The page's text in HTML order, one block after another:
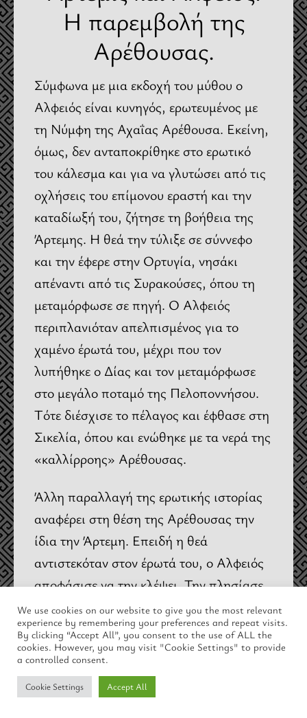
Η παρεμβολή της
Αρέθουσας.
Σύμφωνα με μια εκδοχή του μύθου ο
Αλφειός είναι κυνηγός, ερωτευμένος με
τη Νύμφη της Αχαΐας Αρέθουσα. Εκείνη,
όμως, δεν ανταποκρίθηκε στο ερωτικό
του κάλεσμα και για να γλυτώσει από τις
οχλήσεις του επίμονου εραστή και την
καταδίωξή του, ζήτησε τη βοήθεια της
Άρτεμης. Η θεά την τύλιξε σε σύννεφο
και την έφερε στην Ορτυγία, νησάκι
απέναντι από τις Συρακούσες, όπου τη
μεταμόρφωσε σε πηγή. Ο Αλφειός
περιπλανιόταν απελπισμένος για το
χαμένο έρωτά του, μέχρι που τον
λυπήθηκε ο Δίας και τον μεταμόρφωσε
στο μεγάλο ποταμό της Πελοποννήσου.
Τότε διέσχισε το πέλαγος και έφθασε στη
Σικελία, όπου και ενώθηκε με τα νερά της
«καλλίρροης» Αρέθουσας.
Άλλη παραλλαγή της ερωτικής ιστορίας
αναφέρει στη θέση της Αρέθουσας την
ίδια την Άρτεμη. Επειδή η θεά
αντιστεκόταν στον έρωτά του, ο Αλφειός
αποφάσισε να την κλέψει. Την πλησίασε
μια μέρα που η Άρτεμη και οι Νύμφες
γιόρταζαν κάποια γιορτή στις εκβολές του
ποταμού στους Λετρινούς της Ηλείας·
όμως η θεά πασάλειψε το πρόσωπό της
με λάσπη και ο Αλφειός δεν την
We use cookies on our website to give you the most relevant
experience by remembering your preferences and repeat visits.
By clicking “Accept All”, you consent to the use of ALL the
cookies. However, you may visit "Cookie Settings" to provide
a controlled consent.
Cookie Settings Accept All